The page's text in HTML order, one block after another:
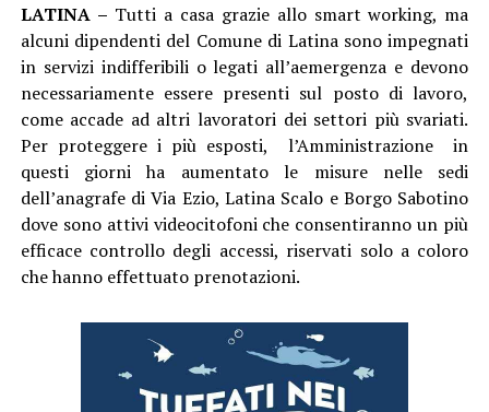
LATINA – Tutti a casa grazie allo smart working, ma
alcuni dipendenti del Comune di Latina sono impegnati
in servizi indifferibili o legati all’aemergenza e devono
necessariamente essere presenti sul posto di lavoro,
come accade ad altri lavoratori dei settori più svariati.
Per proteggere i più esposti, l’Amministrazione in
questi giorni ha aumentato le misure nelle sedi
dell’anagrafe di Via Ezio, Latina Scalo e Borgo Sabotino
dove sono attivi videocitofoni che consentiranno un più
efficace controllo degli accessi, riservati solo a coloro
che hanno effettuato prenotazioni.